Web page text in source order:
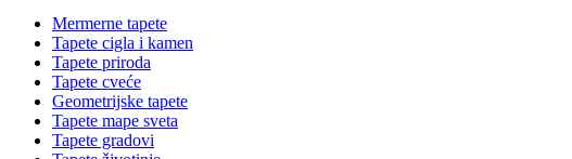
Mermerne tapete
Tapete cigla i kamen
Tapete priroda
Tapete cveće
Geometrijske tapete
Tapete mape sveta
Tapete gradovi